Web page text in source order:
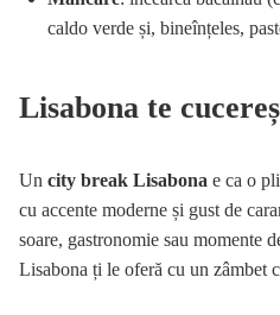
caldo verde și, bineînțeles,
Lisabona te
Un city break Lisabona e ca o
cu accente moderne și gust de
soare, gastronomie sau momente
Lisabona ți le oferă cu un zâmbet